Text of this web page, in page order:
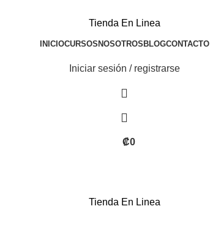
Tienda En Linea
INICIOCURSOSNOSOTROSBLOGCONTACTO
Iniciar sesión / registrarse
₡0
Tienda En Linea